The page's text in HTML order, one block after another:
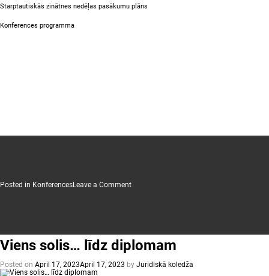
Starptautiskās zinātnes nedēļas pasākumu plāns
Konferences programma
Posted in KonferencesLeave a Commenton
DIENAS
2023
Viens solis… līdz diplomam
Posted on April 17, 2023April 17, 2023 by Juridiskā koledža